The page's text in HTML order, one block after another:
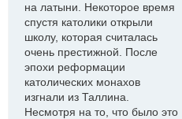
на латыни. Некоторое время
спустя католики открыли
школу, которая считалась
очень престижной. После
эпохи реформации
католических монахов
изгнали из Таллина.
Несмотря на то, что было это